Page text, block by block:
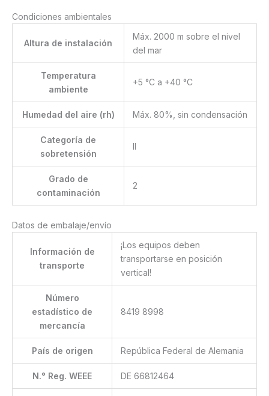
Condiciones ambientales
Altura de instalación
Máx. 2000 m sobre el nivel
del mar
Temperatura
ambiente
+5 °C a +40 °C
Humedad del aire (rh) Máx. 80%, sin condensación
Categoría de
sobretensión
II
Grado de
contaminación
2
Datos de embalaje/envío
Información de
transporte
¡Los equipos deben
transportarse en posición
vertical!
Número
estadístico de
mercancía
8419 8998
País de origen República Federal de Alemania
N.° Reg. WEEE DE 66812464